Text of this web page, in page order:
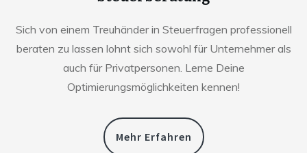
Sich von einem Treuhänder in Steuerfragen professionell
beraten zu lassen lohnt sich sowohl für Unternehmer als
auch für Privatpersonen. Lerne Deine
Optimierungsmöglichkeiten kennen!
Mehr Erfahren